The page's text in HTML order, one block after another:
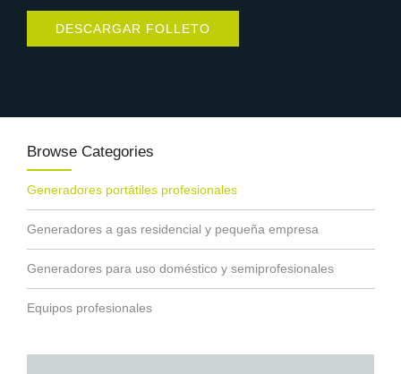
DESCARGAR FOLLETO
Browse Categories
Generadores portátiles profesionales
Generadores a gas residencial y pequeña empresa
Generadores para uso doméstico y semiprofesionales
Equipos profesionales